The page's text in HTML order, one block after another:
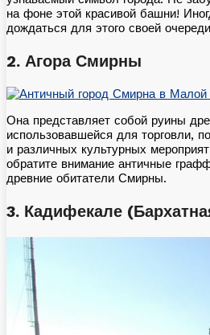
на фоне этой красивой башни!
дождаться для этого своей
2.⁠ ⁠Агора Смирны
Она представляет собой руины
использовавшейся для торговли,
и различных культурных
обратите внимание античные
древние обитатели Смирны.
3.⁠ ⁠Кадифекале